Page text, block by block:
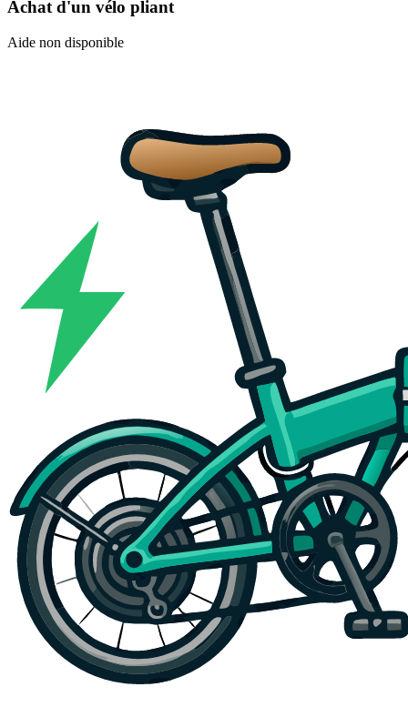
Achat d'un vélo pliant
Aide non disponible